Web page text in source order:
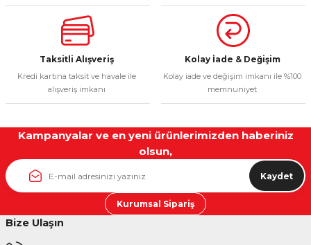
Taksitli Alışveriş
Kredi kartına taksit ve havale ile
alışveriş imkanı
Kolay İade & Değişim
Kolay iade ve değişim imkanı ile %100
memnuniyet
Kampanyalar ve en yeni ürünlerimizden haberiniz
olsun,
Kaydet
Kurumsal Sipariş
Bize Ulaşın